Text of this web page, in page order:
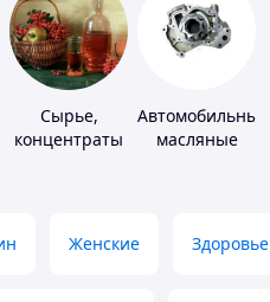
Сырье,
концентраты
Автомобильные
масляные
Женские Здоровье